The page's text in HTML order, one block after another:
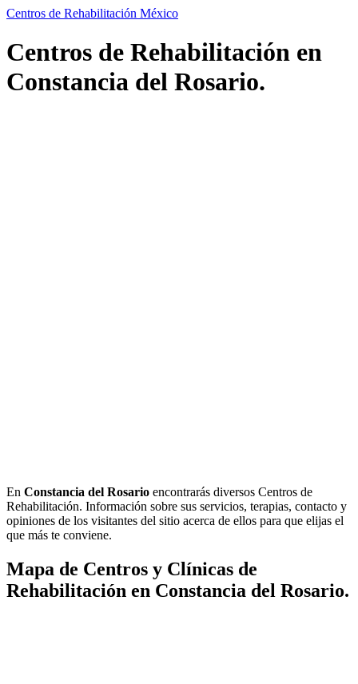
Centros de Rehabilitación México
Centros de Rehabilitación en
Constancia del Rosario.
En Constancia del Rosario encontrarás diversos Centros de
Rehabilitación. Información sobre sus servicios, terapias, contacto y
opiniones de los visitantes del sitio acerca de ellos para que elijas el
que más te conviene.
Mapa de Centros y Clínicas de
Rehabilitación en Constancia del Rosario.